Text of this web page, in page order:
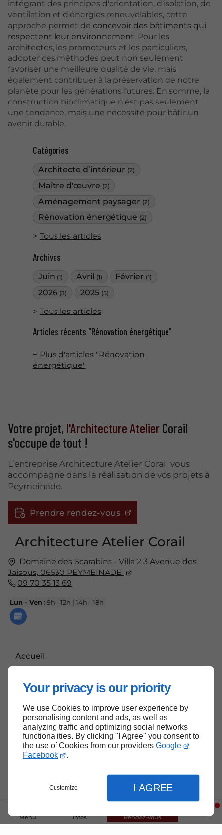
Your privacy is our priority
We use Cookies to improve user experience by
personalising content and ads, as well as
analyzing traffic and optimizing social networks
functionalities. By clicking "I Agree" you consent to
the use of Cookies from our providers Google
Facebook
.
Customize I AGREE
Menu Infos Rendez-vous
Catégories
Architecte d’intérieur (2)
Maître d'œuvre (2)
Aménagement paysager (2)
Rénovation énergétique (2)
Tous les articles
Archives
Juin (1) Avril (1) Février (1)
2026 (3) 2025 (5)
Tous les articles
Articles récents "Rénovation énergétique"
Plus d'articles "Rénovation
énergétique"
intégrant des principes d'orientation, d'isolation, de
ventilation et d'énergies renouvelables, cette
approche permet de concevoir des bâtiments qui
respectent leur environnement. Pour les
architectes, les promoteurs et les particuliers,
adopter ces méthodes peut non seulement
favoriser une meilleure qualité de vie, mais
également contribuer à la préservation de notre
planète pour les générations futures. En somme, la
construction bioclimatique n'est pas seulement
une tendance, mais une nécessité pour bâtir un
avenir durable.
Architecture Atelier Corail
Domaine des Scarabins - Villa 2 3 Avenue des
Jaisous, 06530 PEYMEINADE
09 70 35 13 69
Lun - Ven : 9h - 12h | 14h - 18h
Accueil
Mentions légales
Plan du site
Votre projet, l'Architecture Atelier Corail
s'occupe de tout !
L’entreprise Architecture Atelier Corail vous
accompagne dans la réalisation de vos projets à
Peymeinade.
Prendre rendez-vous
Haut de page